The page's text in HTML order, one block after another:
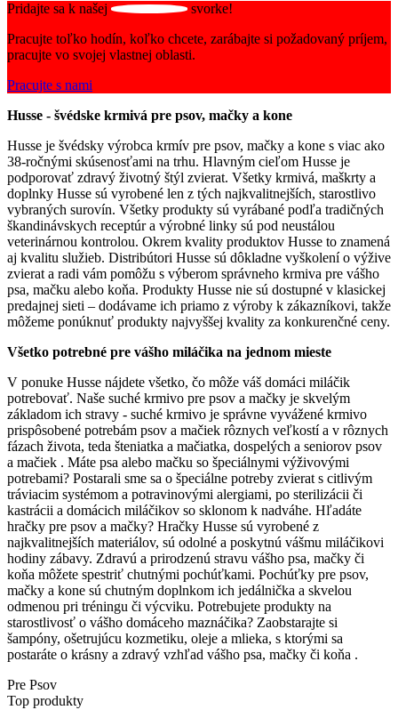
Pridajte sa k našej
svorke!
Pracujte toľko hodín, koľko chcete, zarábajte si požadovaný príjem,
pracujte vo svojej vlastnej oblasti.
Pracujte s nami
Husse - švédske krmivá pre psov, mačky a kone
Husse je švédsky výrobca krmív pre psov, mačky a kone s viac ako
38-ročnými skúsenosťami na trhu. Hlavným cieľom Husse je
podporovať zdravý životný štýl zvierat. Všetky krmivá, maškrty a
doplnky Husse sú vyrobené len z tých najkvalitnejších, starostlivo
vybraných surovín. Všetky produkty sú vyrábané podľa tradičných
škandinávskych receptúr a výrobné linky sú pod neustálou
veterinárnou kontrolou. Okrem kvality produktov Husse to znamená
aj kvalitu služieb. Distribútori Husse sú dôkladne vyškolení o výžive
zvierat a radi vám pomôžu s výberom správneho krmiva pre vášho
psa, mačku alebo koňa. Produkty Husse nie sú dostupné v klasickej
predajnej sieti – dodávame ich priamo z výroby k zákazníkovi, takže
môžeme ponúknuť produkty najvyššej kvality za konkurenčné ceny.
Všetko potrebné pre vášho miláčika na jednom mieste
V ponuke Husse nájdete všetko, čo môže váš domáci miláčik
potrebovať. Naše suché krmivo pre psov a mačky je skvelým
základom ich stravy - suché krmivo je správne vyvážené krmivo
prispôsobené potrebám psov a mačiek rôznych veľkostí a v rôznych
fázach života, teda šteniatka a mačiatka, dospelých a seniorov psov
a mačiek . Máte psa alebo mačku so špeciálnymi výživovými
potrebami? Postarali sme sa o špeciálne potreby zvierat s citlivým
tráviacim systémom a potravinovými alergiami, po sterilizácii či
kastrácii a domácich miláčikov so sklonom k nadváhe. Hľadáte
hračky pre psov a mačky? Hračky Husse sú vyrobené z
najkvalitnejších materiálov, sú odolné a poskytnú vášmu miláčikovi
hodiny zábavy. Zdravú a prirodzenú stravu vášho psa, mačky či
koňa môžete spestriť chutnými pochúťkami. Pochúťky pre psov,
mačky a kone sú chutným doplnkom ich jedálnička a skvelou
odmenou pri tréningu či výcviku. Potrebujete produkty na
starostlivosť o vášho domáceho maznáčika? Zaobstarajte si
šampóny, ošetrujúcu kozmetiku, oleje a mlieka, s ktorými sa
postaráte o krásny a zdravý vzhľad vášho psa, mačky či koňa .
Pre Psov
Top produkty